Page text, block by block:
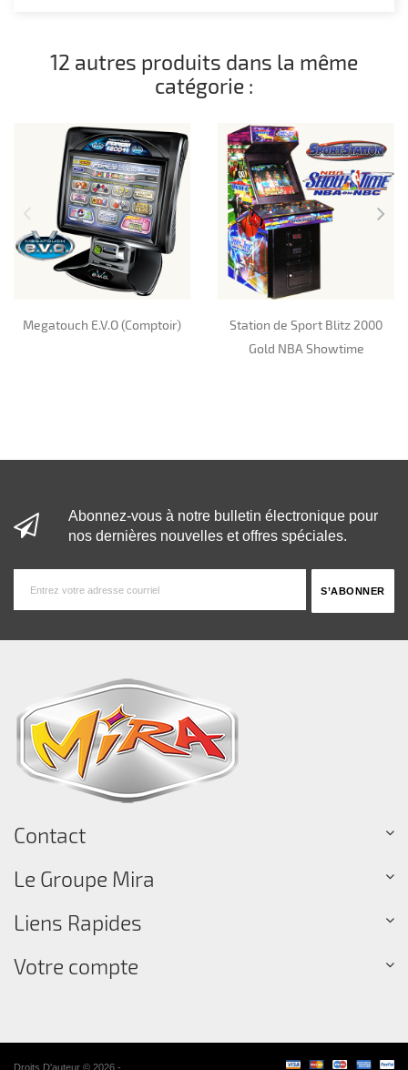
12 autres produits dans la même
catégorie :
Megatouch E.V.O (Comptoir)
Station de Sport Blitz 2000
Gold NBA Showtime
Abonnez-vous à notre bulletin électronique pour
nos dernières nouvelles et offres spéciales.
Contact
Le Groupe Mira
Liens Rapides
Votre compte